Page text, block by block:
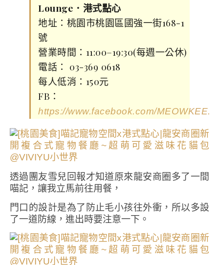
Lounge．港式點心
地址：桃園市桃園區國強一街168-1
號
營業時間：11:00–19:30(每週一公休)
電話： 03-369 0618
每人低消：150元
FB：
https://www.facebook.com/
透過團友雪兒回報才知道原來龍安商圈多了一間
喵記，讓我立馬前往用餐，
門口的設計是為了防止毛小孩往外衝，所以多設
了一道防線，進出時要注意一下。